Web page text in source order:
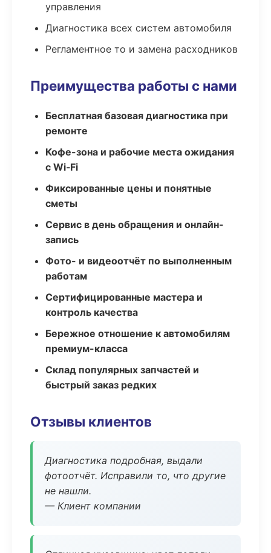
управления
Диагностика всех систем автомобиля
Регламентное то и замена расходников
Преимущества работы с нами
Бесплатная базовая диагностика при
ремонте
Кофе-зона и рабочие места ожидания
с Wi‑Fi
Фиксированные цены и понятные
сметы
Сервис в день обращения и онлайн-
запись
Фото- и видеоотчёт по выполненным
работам
Сертифицированные мастера и
контроль качества
Бережное отношение к автомобилям
премиум-класса
Склад популярных запчастей и
быстрый заказ редких
Отзывы клиентов
Диагностика подробная, выдали
фотоотчёт. Исправили то, что другие
не нашли.
— Клиент компании